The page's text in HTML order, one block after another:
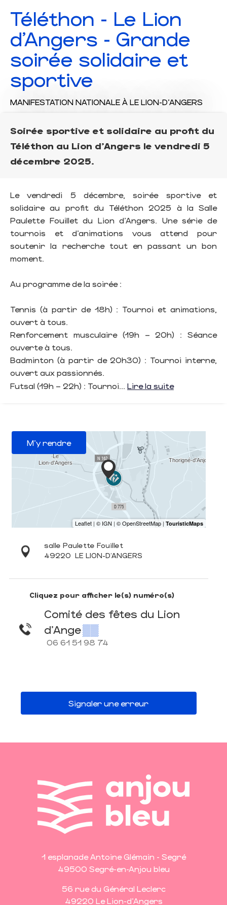
Téléthon - Le Lion
d'Angers - Grande
soirée solidaire et
sportive
MANIFESTATION NATIONALE À LE LION-D'ANGERS
Soirée sportive et solidaire au profit du
Téléthon au Lion d'Angers le vendredi 5
décembre 2025.
Le vendredi 5 décembre, soirée sportive et
solidaire au profit du Téléthon 2025 à la Salle
Paulette Fouillet du Lion d’Angers. Une série de
tournois et d’animations vous attend pour
soutenir la recherche tout en passant un bon
moment.
Au programme de la soirée :
Tennis (à partir de 18h) : Tournoi et animations,
ouvert à tous.
Renforcement musculaire (19h – 20h) : Séance
ouverte à tous.
Badminton (à partir de 20h30) : Tournoi interne,
ouvert aux passionnés.
Futsal (19h – 22h) : Tournoi... Lire la suite
M'y rendre
salle Paulette Fouillet
49220 LE LION-D'ANGERS
Cliquez pour afficher le(s) numéro(s)
Comité des fêtes du Lion
d'Ange▒▒
06 61 51 98 74
Signaler une erreur
1 esplanade Antoine Glémain - Segré
49500 Segré-en-Anjou bleu
56 rue du Général Leclerc
49220 Le Lion-d'Angers